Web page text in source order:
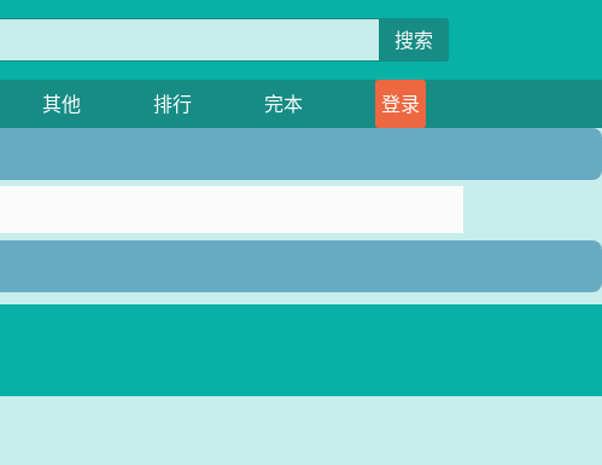
搜索
其他 排行 完本 登录